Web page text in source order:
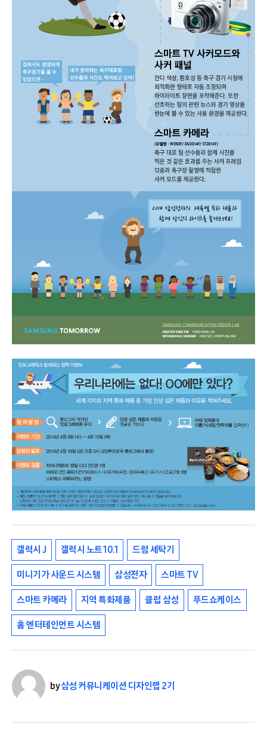
갤럭시 J 갤럭시 노트 10.1 드럼 세탁기
미니기가 사운드 시스템 삼성전자 스마트 TV
스마트 카메라 지역 특화제품 클럽 삼성 푸드쇼케이스
홈 엔터테인먼트 시스템
by삼성 커뮤니케이션 디자인랩 2기